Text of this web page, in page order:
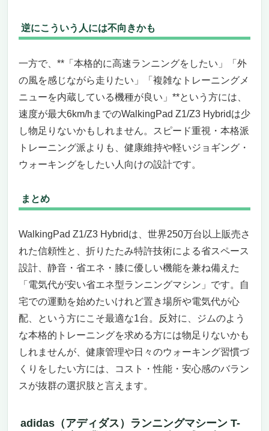
逆にこういう人には不向きかも
一方で、**「本格的に高速ランニングをしたい」「外
の風を感じながら走りたい」「複雑なトレーニングメ
ニューを内蔵している機種が良い」**という方には、
速度が最大6km/hまでのWalkingPad Z1/Z3 Hybridは少
し物足りないかもしれません。スピード重視・本格派
トレーニング派よりも、健康維持や軽いジョギング・
ウォーキングをしたい人向けの設計です。
まとめ
WalkingPad Z1/Z3 Hybridは、世界250万台以上販売さ
れた信頼性と、折りたたみ特許技術による省スペース
設計、静音・省エネ・膝に優しい機能を兼ね備えた
「電気代が安い省エネ型ランニングマシン」です。自
宅での運動を始めたいけれど置き場所や電気代が心
配、という方にこそ最適な1台。反対に、ジムのよう
な本格的トレーニングを求める方には物足りないかも
しれませんが、健康管理や日々のウォーキング習慣づ
くりをしたい方には、コスト・性能・安心感のバラン
スが抜群の選択肢と言えます。
adidas（アディダス）ランニングマシーン T-